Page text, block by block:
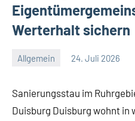
Werterhalt sichern
Allgemein 24. Juli 2026
Redaktion
Keine
Sanierungsstau im
Duisburg Duisburg wohnt in